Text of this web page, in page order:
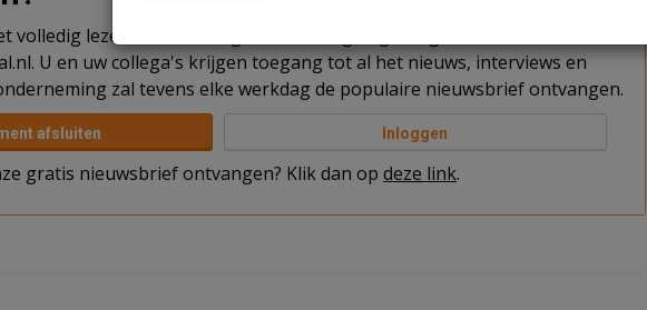
volledig lezen omdat u nog niet bent ingelogd. Log in of word abonnee
U en uw collega's krijgen toegang tot al het nieuws, interviews en
zal tevens elke werkdag de populaire nieuwsbrief ontvangen.
afsluiten Inloggen
gratis nieuwsbrief ontvangen? Klik dan op deze link.